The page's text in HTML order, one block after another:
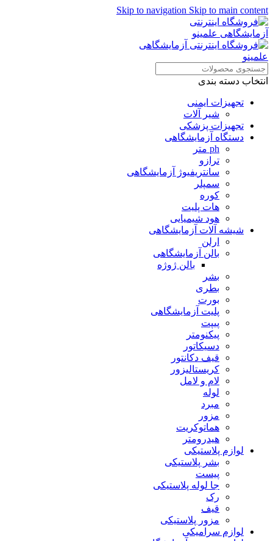
Skip to navigation Skip to main content
انتخاب دسته بندی
تجهیزات ایمنی
شیر آلات
تجهیزات پزشکی
دستگاه آزمایشگاهی
ph متر
ترازو
سانتریفیوژ آزمایشگاهی
سمپلر
کوره
هات پلیت
هود شیمیایی
شیشه آلات آزمایشگاهی
ارلن
بالن آزمایشگاهی
بالن ژوژه
بشر
بطری
بورت
پلیت آزمایشگاهی
پیپت
پیکنومتر
دسیکاتور
قیف دکانتور
کریستالیزور
لام و لامل
لوله
مبرد
مزور
هماتوکریت
هیدرومتر
لوازم پلاستیکی
بشر پلاستیکی
پیست
جا لوله پلاستیکی
رک
قیف
مزور پلاستیکی
لوازم سرامیکی
همراهان علمینو به علت نوسانات
قیمت سفارش های خود را در
واتساپ ثبت کنید یا تماس بگیرید.